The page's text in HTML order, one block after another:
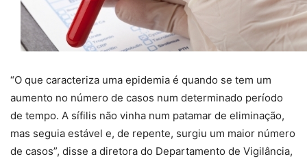
“O que caracteriza uma epidemia é quando se tem um
aumento no número de casos num determinado período
de tempo. A sífilis não vinha num patamar de eliminação,
mas seguia estável e, de repente, surgiu um maior número
de casos”, disse a diretora do Departamento de Vigilância,